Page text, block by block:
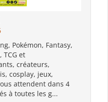
Pokémon, Fantasy,
TCG et
créateurs,
cosplay, jeux,
attendent dans 4
à toutes les g...